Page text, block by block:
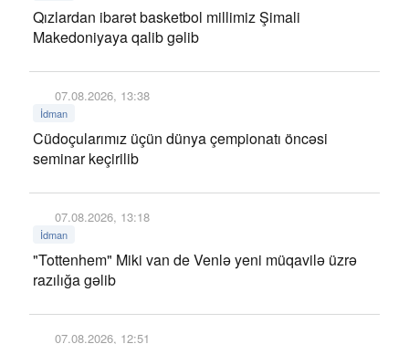
Qızlardan ibarət basketbol millimiz Şimali
Makedoniyaya qalib gəlib
07.08.2026, 13:38
İdman
Cüdoçularımız üçün dünya çempionatı öncəsi
seminar keçirilib
07.08.2026, 13:18
İdman
"Tottenhem" Miki van de Venlə yeni müqavilə üzrə
razılığa gəlib
07.08.2026, 12:51